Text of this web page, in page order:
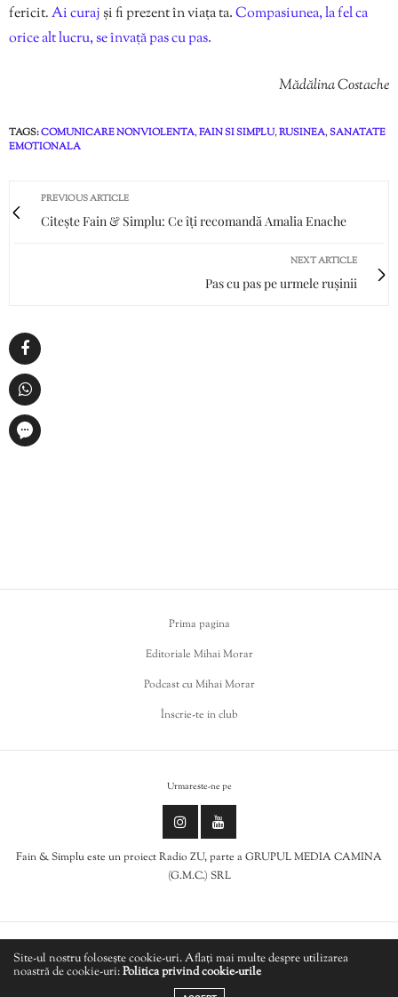
fericit.Ai curajși fi prezent în viața ta.Compasiunea, la fel ca
orice alt lucru, se învață pas cu pas.
Mădălina Costache
TAGS:COMUNICARE NONVIOLENTA,FAIN SI SIMPLU,RUSINEA,SANATATE
EMOTIONALA
PREVIOUS ARTICLE
Citește Fain & Simplu: Ce îți recomandă Amalia Enache
NEXT ARTICLE
Pas cu pas pe urmele rușinii
Prima pagina
Editoriale Mihai Morar
Podcast cu Mihai Morar
Înscrie-te in club
Urmareste-ne pe
Fain & Simplu este un proiect Radio ZU, parte a GRUPUL MEDIA CAMINA
(G.M.C.) SRL
Politica de cookies
Politică de confidențialitate
Site-ul nostru folosește cookie-uri. Aflați mai multe despre utilizarea
noastră de cookie-uri:Politica privind cookie-urile